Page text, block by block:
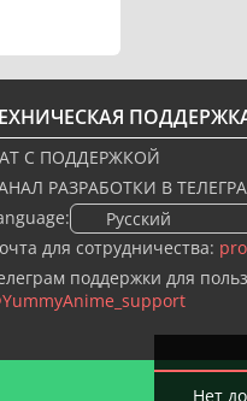
С ПОДДЕРЖКОЙ
РАЗРАБОТКИ В
🇷🇺 Русский
для сотрудничества:
поддержки для
Нет